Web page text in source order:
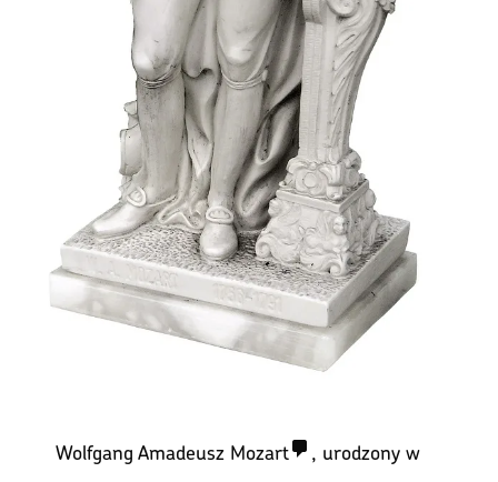
Wolfgang Amadeusz Mozart , urodzony w